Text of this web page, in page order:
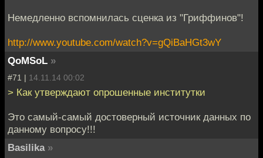
Немедленно вспомнилась сценка из "Гриффинов"!
http://www.youtube.com/watch?v=gQiBaHGt3wY
QoMSoL »
#71 | 14.11.14 00:02
> Как утверждают опрошенные институтки
Это самый-самый достоверный источник данных по
данному вопросу!!!
Basilika »